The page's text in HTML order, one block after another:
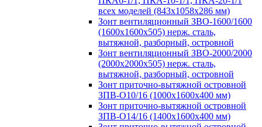
всех моделей (843х1058х286 мм)
Зонт вентиляционный ЗВО-1600/1600
(1600х1600х505) нерж. сталь,
вытяжной, разборный, островной
Зонт вентиляционный ЗВО-2000/2000
(2000х2000х505) нерж. сталь,
вытяжной, разборный, островной
Зонт приточно-вытяжной островной
ЗПВ-О10/16 (1000х1600х400 мм)
Зонт приточно-вытяжной островной
ЗПВ-О14/16 (1400х1600х400 мм)